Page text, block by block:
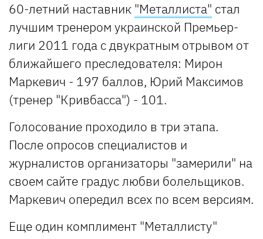
60-летний наставник "Металлиста" стал
лучшим тренером украинской Премьер-
лиги 2011 года с двукратным отрывом от
ближайшего преследователя: Мирон
Маркевич - 197 баллов, Юрий Максимов
(тренер "Кривбасса") - 101.
Голосование проходило в три этапа.
После опросов специалистов и
журналистов организаторы "замерили" на
своем сайте градус любви болельщиков.
Маркевич опередил всех по всем версиям.
Еще один комплимент "Металлисту"